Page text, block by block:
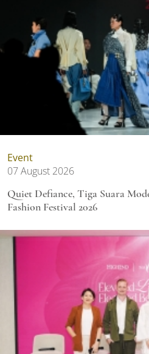
Event
07 August 2026
Quiet Defiance, Tiga Suara
Fashion Festival 2026